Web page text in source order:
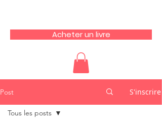
Acheter un livre
Post S'inscrire
Tous les posts